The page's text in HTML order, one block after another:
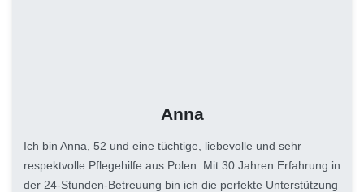
Anna
Ich bin Anna, 52 und eine tüchtige, liebevolle und sehr
respektvolle Pflegehilfe aus Polen. Mit 30 Jahren Erfahrung in
der 24-Stunden-Betreuung bin ich die perfekte Unterstützung